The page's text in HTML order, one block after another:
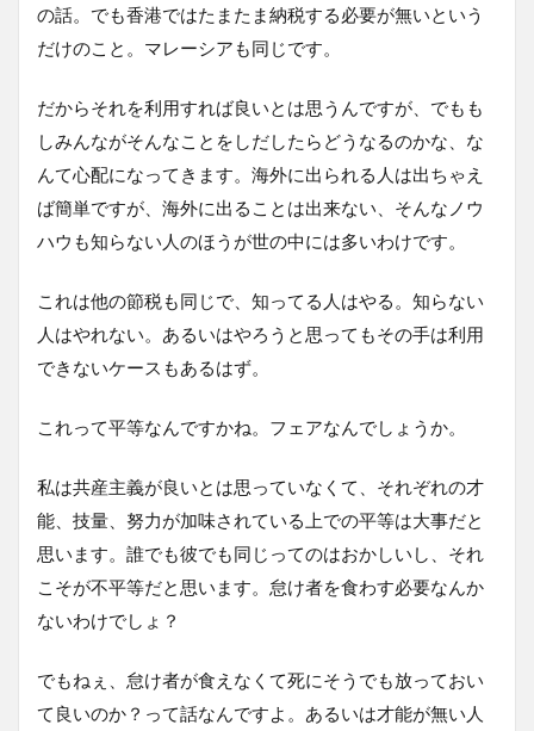
の話。でも香港ではたまたま納税する必要が無いという
だけのこと。マレーシアも同じです。
だからそれを利用すれば良いとは思うんですが、でもも
しみんながそんなことをしだしたらどうなるのかな、な
んて心配になってきます。海外に出られる人は出ちゃえ
ば簡単ですが、海外に出ることは出来ない、そんなノウ
ハウも知らない人のほうが世の中には多いわけです。
これは他の節税も同じで、知ってる人はやる。知らない
人はやれない。あるいはやろうと思ってもその手は利用
できないケースもあるはず。
これって平等なんですかね。フェアなんでしょうか。
私は共産主義が良いとは思っていなくて、それぞれの才
能、技量、努力が加味されている上での平等は大事だと
思います。誰でも彼でも同じってのはおかしいし、それ
こそが不平等だと思います。怠け者を食わす必要なんか
ないわけでしょ？
でもねぇ、怠け者が食えなくて死にそうでも放っておい
て良いのか？って話なんですよ。あるいは才能が無い人